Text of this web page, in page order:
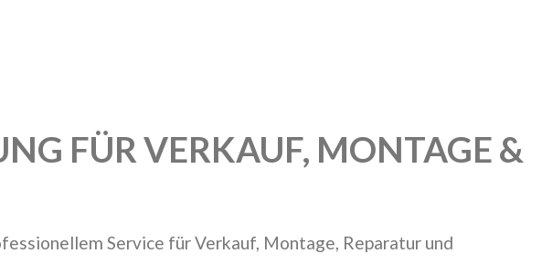
FÜR VERKAUF, MONTAGE &
Service für Verkauf, Montage, Reparatur und